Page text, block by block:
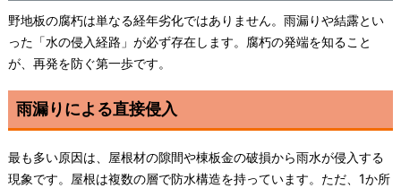
野地板の腐朽は単なる経年劣化ではありません。雨漏りや結露とい
った「水の侵入経路」が必ず存在します。腐朽の発端を知ること
が、再発を防ぐ第一歩です。
雨漏りによる直接侵入
最も多い原因は、屋根材の隙間や棟板金の破損から雨水が侵入する
現象です。屋根は複数の層で防水構造を持っています。ただ、1か所